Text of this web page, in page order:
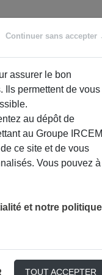
Continuer sans accepter
assurer le bon
Ils permettent de vous
au dépôt de
au Groupe IRCEM
ce site et de vous
Vous pouvez à
et notre politique
TOUT ACCEPTER